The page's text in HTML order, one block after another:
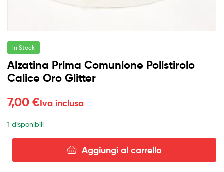
In Stock
Alzatina Prima Comunione Polistirolo
Calice Oro Glitter
7,00 €Iva inclusa
1 disponibili
Aggiungi al carrello